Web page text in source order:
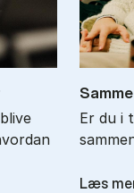
Er du i
Læs